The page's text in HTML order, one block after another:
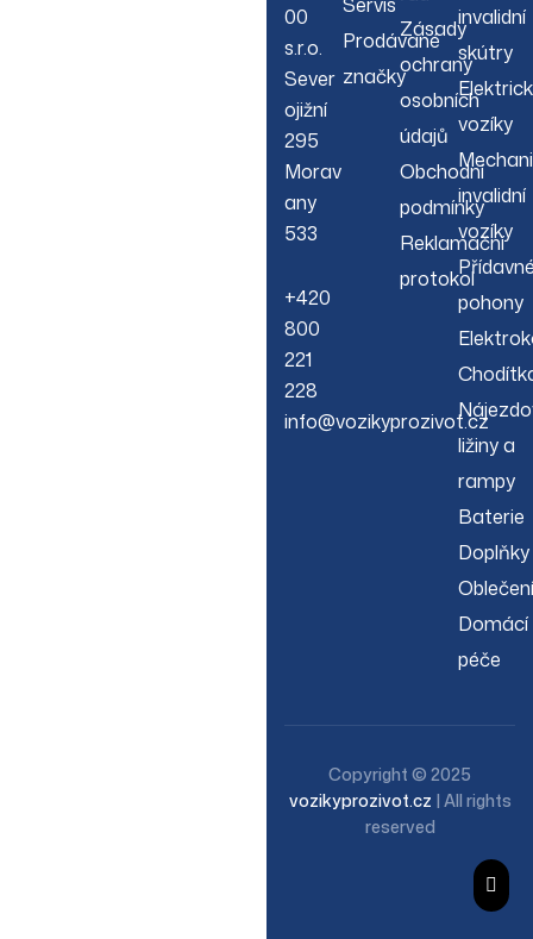
00
s.r.o.
Sever
ojižní
295
Morav
any
533
+420
800
221
228
info@vozikyprozivot.cz
Prodávané
značky
Zásady
ochrany
osobních
údajů
Obchodní
podmínky
Reklamační
protokol
invalidní
skútry
vozíky
invalidní
vozíky
pohony
ližiny a
rampy
Baterie
Doplňky
Oblečení
Domácí
péče
Copyright © 2025
vozikyprozivot.cz | All rights
reserved